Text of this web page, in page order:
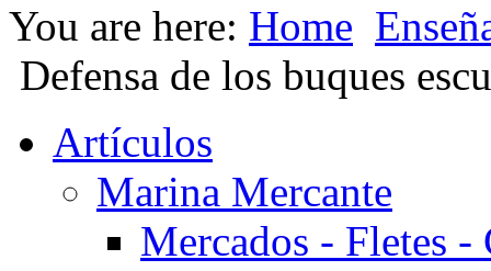
You are here: Home
Defensa de los buques
Artículos
Marina Mercante
Mercados - Fletes -